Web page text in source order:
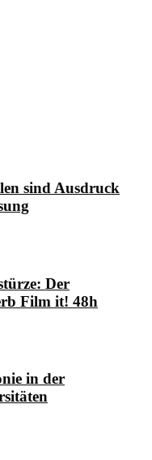
sind Ausdruck
Der
Film it! 48h
in der